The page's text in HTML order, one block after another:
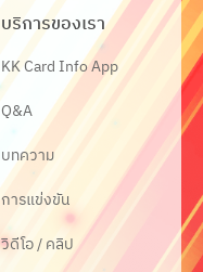
บริการของเรา
KK Card Info App
Q&A
บทความ
การแข่งขัน
วิดีโอ / คลิป